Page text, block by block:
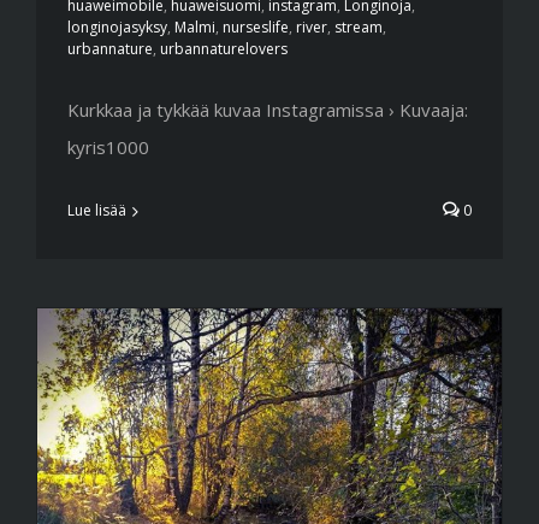
huaweimobile, huaweisuomi, instagram, Longinoja,
longinojasyksy, Malmi, nurseslife, river, stream,
urbannature, urbannaturelovers
Kurkkaa ja tykkää kuvaa Instagramissa › Kuvaaja:
kyris1000
Lue lisää 0